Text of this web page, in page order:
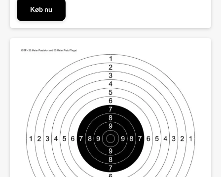
Køb nu